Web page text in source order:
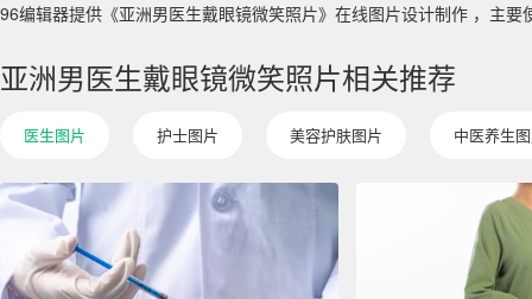
96编辑器提供《亚洲男医生戴眼镜微笑照片》在线图片设计制作 ，主
亚洲男医生戴眼镜微笑照片相关推荐
医生图片 护士图片 美容护肤图片 中医养生